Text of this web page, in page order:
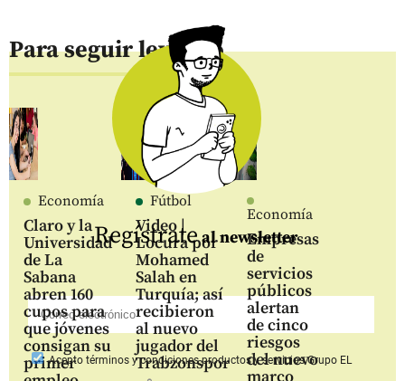
Para seguir leyendo
Economía
Claro y la
Universidad
de La
Sabana
abren 160
cupos para
que jóvenes
consigan su
primer
Fútbol
Video |
Locura por
Mohamed
Salah en
Turquía; así
recibieron
al nuevo
jugador del
Trabzonspor
Economía
Empresas
de
servicios
públicos
alertan
de cinco
riesgos
del nuevo
marco
Regístrateal newsletter
Aceptotérminos y condiciones productos y serviciosGrupo EL